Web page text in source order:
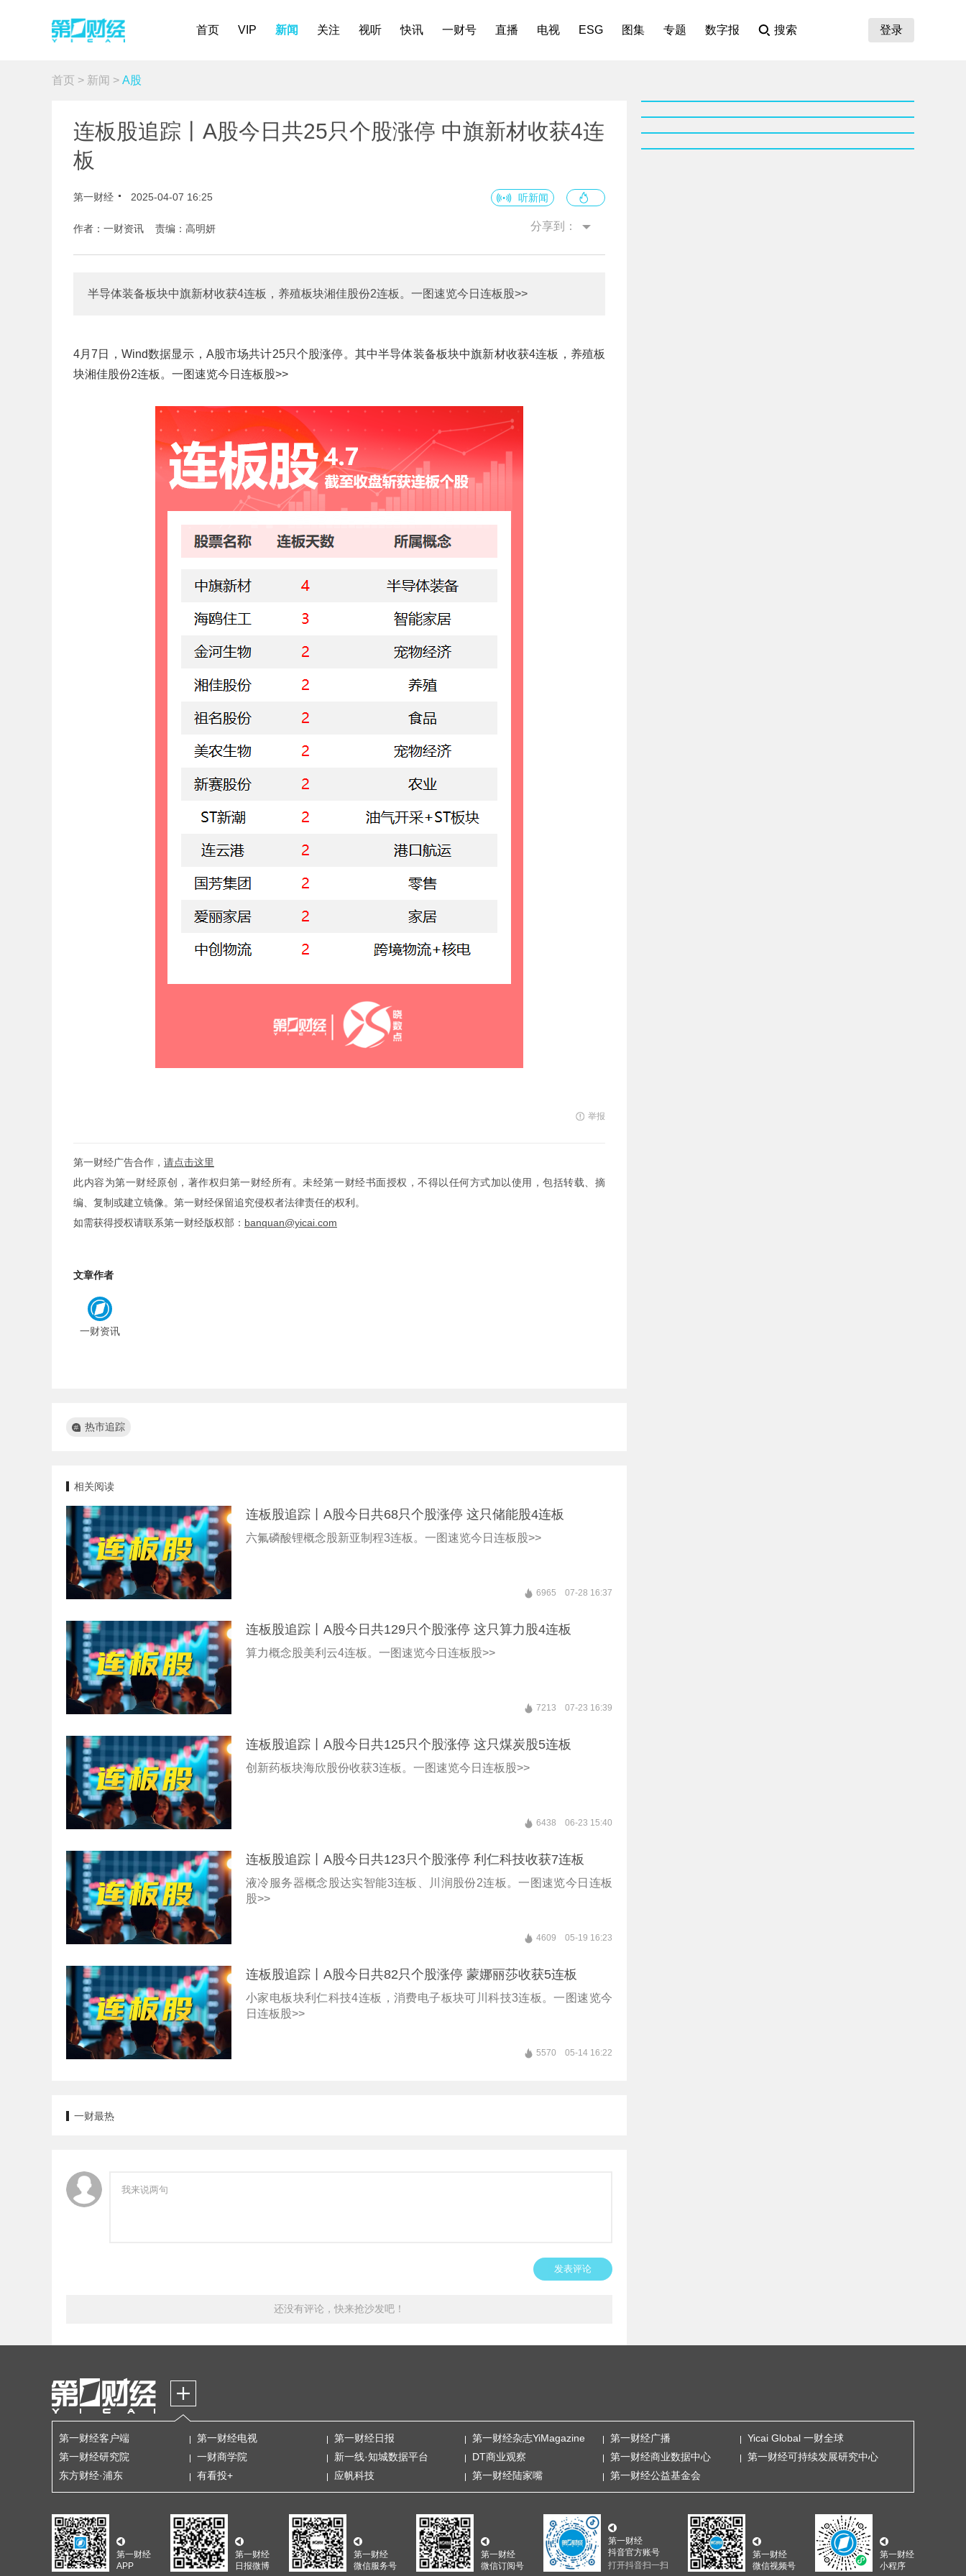
首页 VIP 新闻 关注 视听 快讯 一财号 直播 电视 ESG 图集 专题 数字报 搜索 登录
首页 > 新闻 > A股
连板股追踪丨A股今日共25只个股涨停 中旗新材收获4连
板
第一财经 2025-04-07 16:25 听新闻
作者：一财资讯 责编：高明妍 分享到：
半导体装备板块中旗新材收获4连板，养殖板块湘佳股份2连板。一图速览今日连板股>>
4月7日，Wind数据显示，A股市场共计25只个股涨停。其中半导体装备板块中旗新材收获4连板，养殖板
块湘佳股份2连板。一图速览今日连板股>>
举报
第一财经广告合作， 请点击这里
此内容为第一财经原创，著作权归第一财经所有。未经第一财经书面授权，不得以任何方式加以使用，包括转载、摘
编、复制或建立镜像。第一财经保留追究侵权者法律责任的权利。
如需获得授权请联系第一财经版权部： banquan@yicai.com
文章作者
一财资讯
热市追踪
相关阅读
连板股追踪丨A股今日共68只个股涨停 这只储能股4连板
六氟磷酸锂概念股新亚制程3连板。一图速览今日连板股>>
6965 07-28 16:37
连板股追踪丨A股今日共129只个股涨停 这只算力股4连板
算力概念股美利云4连板。一图速览今日连板股>>
7213 07-23 16:39
连板股追踪丨A股今日共125只个股涨停 这只煤炭股5连板
创新药板块海欣股份收获3连板。一图速览今日连板股>>
6438 06-23 15:40
连板股追踪丨A股今日共123只个股涨停 利仁科技收获7连板
液冷服务器概念股达实智能3连板、川润股份2连板。一图速览今日连板
股>>
4609 05-19 16:23
连板股追踪丨A股今日共82只个股涨停 蒙娜丽莎收获5连板
小家电板块利仁科技4连板，消费电子板块可川科技3连板。一图速览今
日连板股>>
5570 05-14 16:22
一财最热
发表评论
还没有评论，快来抢沙发吧！
第一财经客户端 第一财经电视 第一财经日报 第一财经杂志YiMagazine 第一财经广播
Yicai Global 一财全球
第一财经研究院
一财商学院 新一线·知城数据平台 DT商业观察 第一财经商业数据中心
第一财经可持续发展研究中心
东方财经·浦东
有看投+ 应帆科技 第一财经陆家嘴 第一财经公益基金会
第一财经
APP
第一财经
日报微博
第一财经
微信服务号
第一财经
微信订阅号
第一财经
抖音官方账号
打开抖音扫一扫
第一财经
微信视频号
第一财经
小程序